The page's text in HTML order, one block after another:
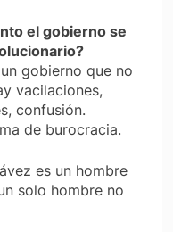
el gobierno se
gobierno que no
vacilaciones,
confusión.
de burocracia.
es un hombre
solo hombre no